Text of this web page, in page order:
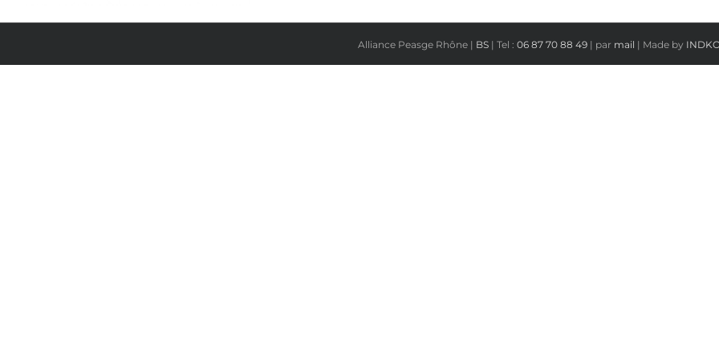
Alliance Peasge Rhône | BS | Tel : 06 87 70 88 49 | par mail | Made by